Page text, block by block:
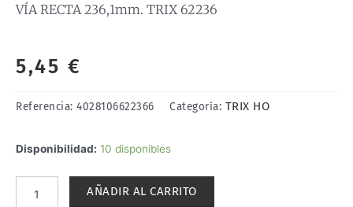
VÍA RECTA 236,1mm. TRIX 62236
5,45 €
Referencia: 4028106622366 Categoría: TRIX HO
Disponibilidad: 10 disponibles
VÍA
TRIX
AÑADIR AL CARRITO